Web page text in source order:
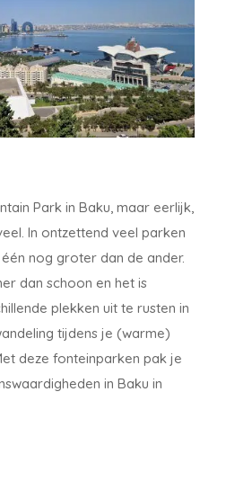
Park in Baku, maar eerlijk,
In ontzettend veel parken
nog groter dan de ander.
dan schoon en het is
plekken uit te rusten in
tijdens je (warme)
deze fonteinparken pak je
in Baku in